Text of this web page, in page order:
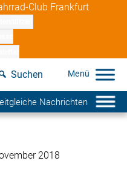
Club Frankfurt
Suchen
Nachrichten
2018